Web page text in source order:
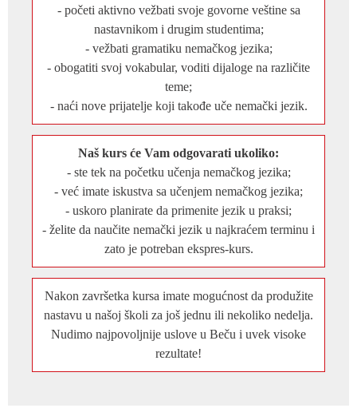
- početi aktivno vežbati svoje govorne veštine sa
nastavnikom i drugim studentima;
- vežbati gramatiku nemačkog jezika;
- obogatiti svoj vokabular, voditi dijaloge na različite
teme;
- naći nove prijatelje koji takođe uče nemački jezik.
Naš kurs će Vam odgovarati ukoliko:
- ste tek na početku učenja nemačkog jezika;
- već imate iskustva sa učenjem nemačkog jezika;
- uskoro planirate da primenite jezik u praksi;
- želite da naučite nemački jezik u najkraćem terminu i
zato je potreban ekspres-kurs.
Nakon završetka kursa imate mogućnost da produžite
nastavu u našoj školi za još jednu ili nekoliko nedelja.
Nudimo najpovoljnije uslove u Beču i uvek visoke
rezultate!